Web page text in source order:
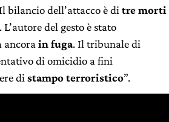
bilancio dell’attacco è di tre morti
del gesto è stato
ancora in fuga. Il tribunale di
di omicidio a fini
di stampo terroristico”.